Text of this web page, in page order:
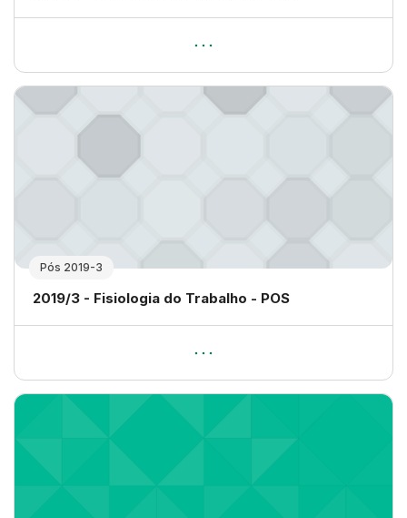
Pós 2019-3
Nome da disciplina
2019/3 - Fisiologia do Trabalho - POS